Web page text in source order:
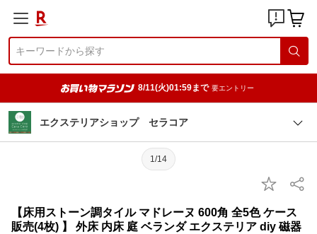
8/11(火)01:59まで 要エントリー
エクステリアショップ セラコア
1/14
【床用ストーン調タイル マドレーヌ 600角 全5色 ケース
販売(4枚) 】 外床 内床 庭 ベランダ エクステリア diy 磁器